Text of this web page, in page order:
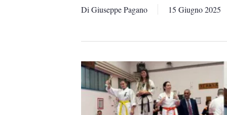
Di Giuseppe Pagano 15 Giugno 2025